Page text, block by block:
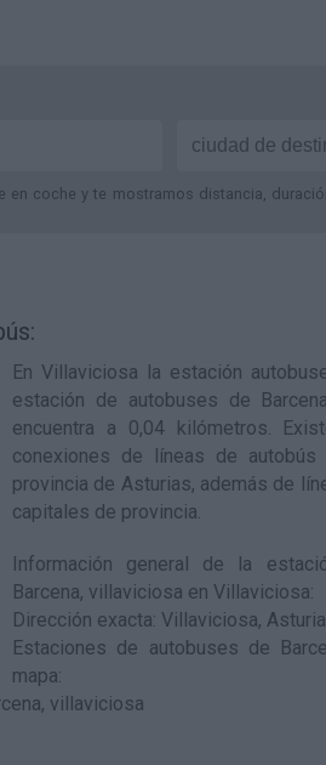
en coche y te mostramos distancia,
En Villaviciosa la estación
estación de autobuses de
encuentra a 0,04 kilómetros.
conexiones de líneas de
provincia de Asturias, además de
capitales de provincia.
Información general de la
Barcena, villaviciosa en Villaviciosa:
Dirección exacta: Villaviciosa,
Estaciones de autobuses de
mapa: